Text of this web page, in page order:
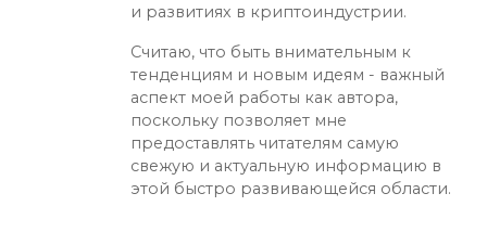
и развитиях в криптоиндустрии.
Считаю, что быть внимательным к
тенденциям и новым идеям - важный
аспект моей работы как автора,
поскольку позволяет мне
предоставлять читателям самую
свежую и актуальную информацию в
этой быстро развивающейся области.